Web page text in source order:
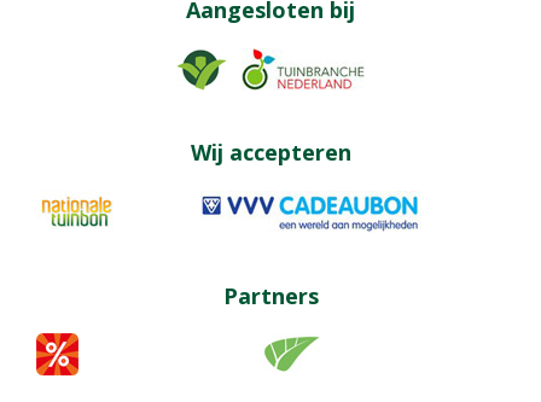
Aangesloten bij
Wij accepteren
Partners